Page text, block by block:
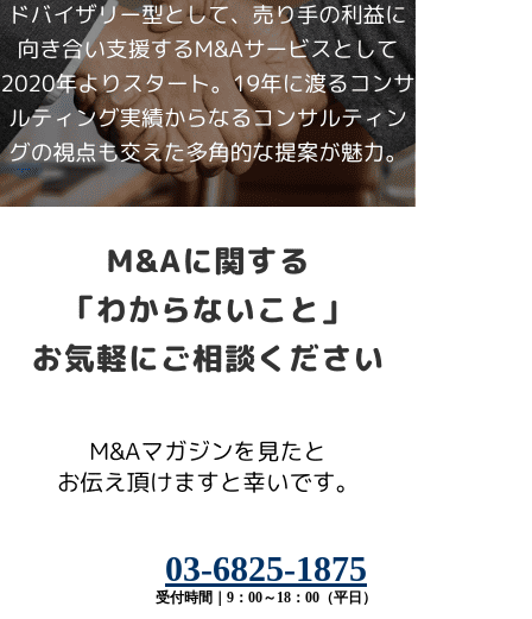
03-6825-1875
受付時間｜9：00～18：00（平日）